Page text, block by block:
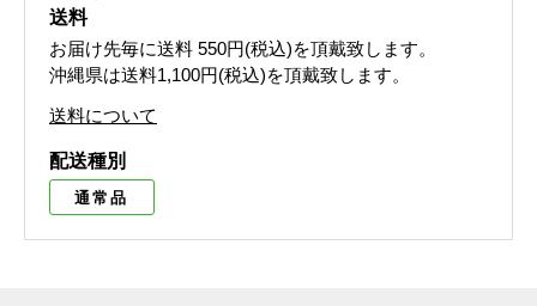
送料
お届け先毎に送料 550円(税込)を頂戴致します。
沖縄県は送料1,100円(税込)を頂戴致します。
送料について
配送種別
通常品